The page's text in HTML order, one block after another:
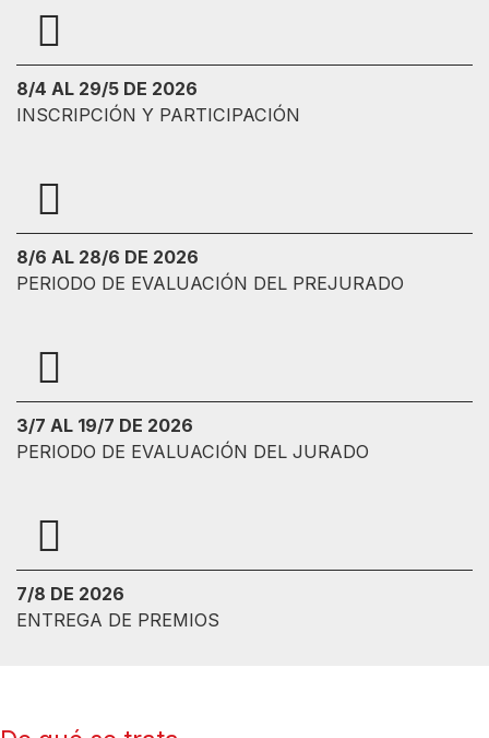
8/4 AL 29/5 DE 2026
INSCRIPCIÓN Y PARTICIPACIÓN
8/6 AL 28/6 DE 2026
PERIODO DE EVALUACIÓN DEL PREJURADO
3/7 AL 19/7 DE 2026
PERIODO DE EVALUACIÓN DEL JURADO
7/8 DE 2026
ENTREGA DE PREMIOS